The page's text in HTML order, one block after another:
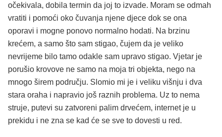
očekivala, dobila termin da joj to izvade. Moram se odmah
vratiti i pomoći oko čuvanja njene djece dok se ona
oporavi i mogne ponovo normalno hodati. Na brzinu
krećem, a samo što sam stigao, čujem da je veliko
nevrijeme bilo tamo odakle sam upravo stigao. Vjetar je
porušio krovove ne samo na moja tri objekta, nego na
mnogo širem području. Slomio mi je i veliku višnju i dva
stara oraha i napravio još raznih problema. Uz to nema
struje, putevi su zatvoreni palim drvećem, internet je u
prekidu i ne zna se kad će se sve to dovesti u red.